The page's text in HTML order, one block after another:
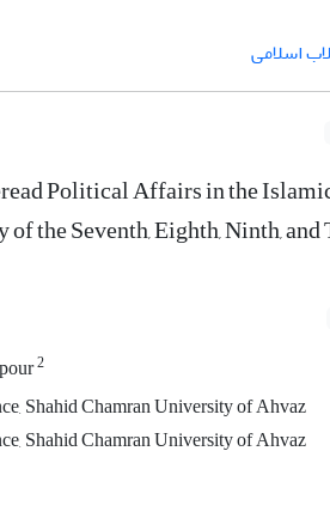
اسلامی
Political Affairs in the
the Seventh, Eighth, Ninth, and
2
Shahid Chamran University of Ahvaz
Shahid Chamran University of Ahvaz